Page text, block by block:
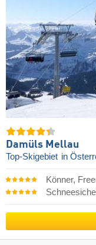
Damüls Mellau
Top-Skigebiet in
Könner,